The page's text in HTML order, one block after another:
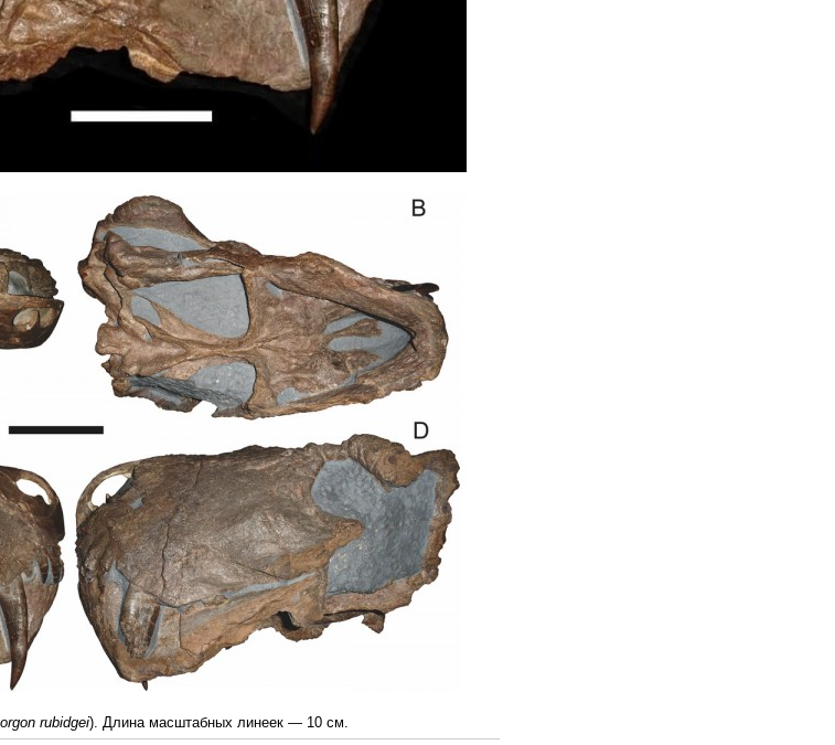
rubidgei). Длина масштабных линеек — 10 см.